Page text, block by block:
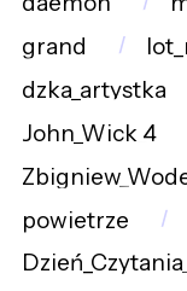
grand
dzka_artystka
John_Wick_4
powietrze